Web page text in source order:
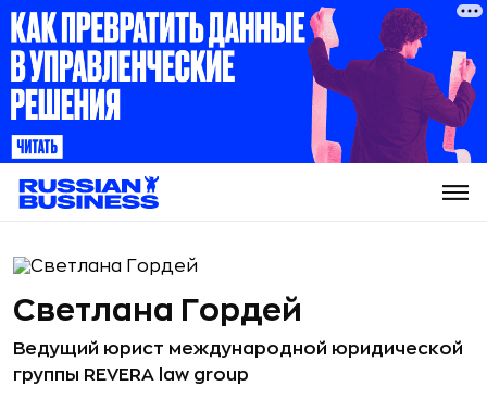
Светлана Гордей
Ведущий юрист международной юридической
группы REVERA law group